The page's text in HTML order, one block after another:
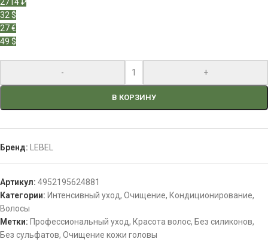
32 $
27 €
49 $
- +
В КОРЗИНУ
Бренд: LEBEL
Артикул: 4952195624881
Категории: Интенсивный уход, Очищение, Кондиционирование,
Волосы
Метки: Профессиональный уход, Красота волос, Без силиконов,
Без сульфатов, Очищение кожи головы